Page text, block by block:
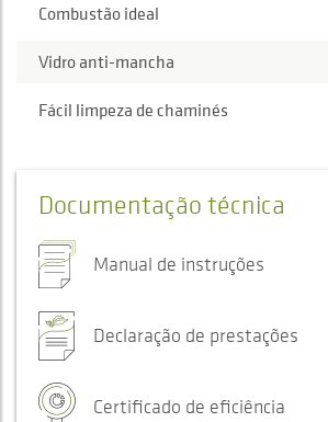
Combustão ideal
Vidro anti-mancha
Fácil limpeza de chaminés
Documentação técnica
Manual de instruções
Declaração de prestações
Certificado de eficiência